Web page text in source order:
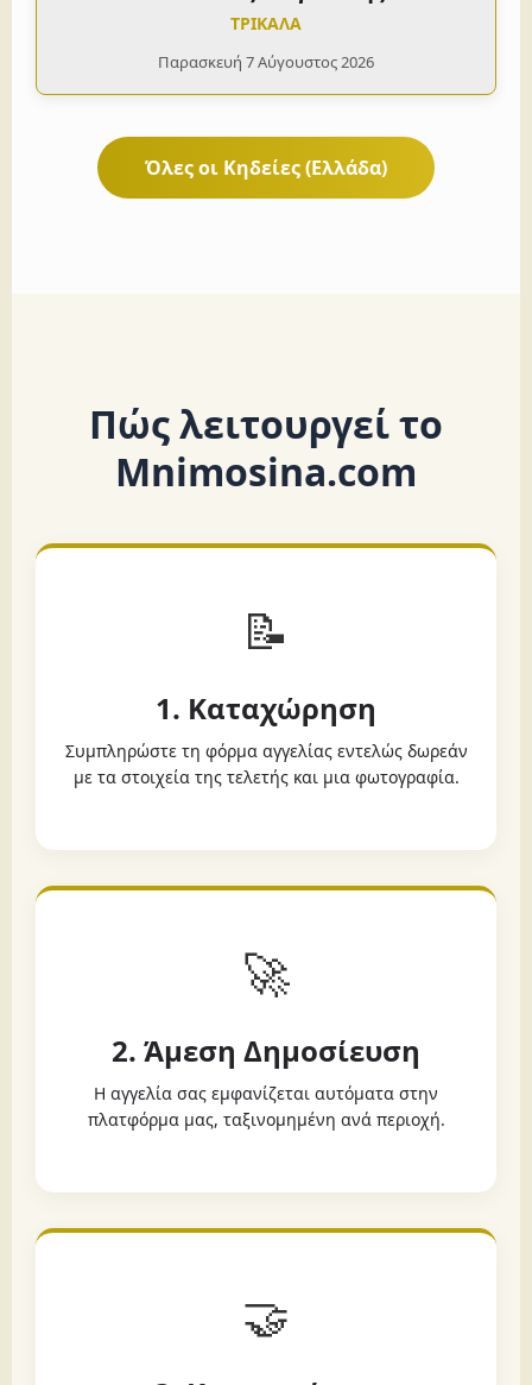
ΤΡΙΚΑΛΑ
Παρασκευή 7 Αύγουστος 2026
Όλες οι Κηδείες (Ελλάδα)
Πώς λειτουργεί το
Mnimosina.com
📝
1. Καταχώρηση
Συμπληρώστε τη φόρμα αγγελίας εντελώς δωρεάν
με τα στοιχεία της τελετής και μια φωτογραφία.
🚀
2. Άμεση Δημοσίευση
Η αγγελία σας εμφανίζεται αυτόματα στην
πλατφόρμα μας, ταξινομημένη ανά περιοχή.
🤝